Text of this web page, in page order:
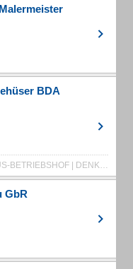
BDA
ALTBAU | ARCHITEKT | BAULEITUNG BUS-BETRIEBSHOF | DENKMALPFLEGE | ENERGIEBERATUNG
GbR